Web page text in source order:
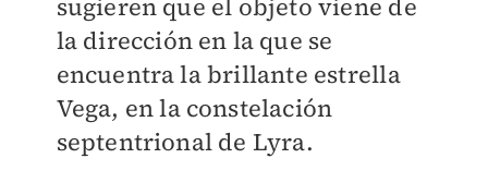
sugieren que el objeto viene de
la dirección en la que se
encuentra la brillante estrella
Vega, en la constelación
septentrional de Lyra.